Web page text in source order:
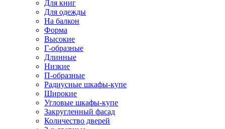
Для книг
Для одежды
На балкон
Форма
Высокие
Г-образные
Длинные
Низкие
П-образные
Радиусные шкафы-купе
Широкие
Угловые шкафы-купе
Закругленный фасад
Количество дверей